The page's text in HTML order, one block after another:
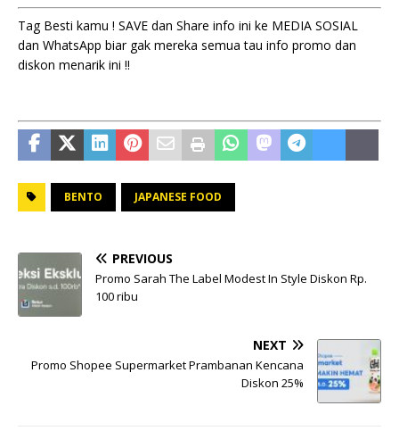
Tag Besti kamu ! SAVE dan Share info ini ke MEDIA SOSIAL
dan WhatsApp biar gak mereka semua tau info promo dan
diskon menarik ini !!
BENTO JAPANESE FOOD
PREVIOUS
Promo Sarah The Label Modest In Style Diskon Rp.
100 ribu
NEXT
Promo Shopee Supermarket Prambanan Kencana
Diskon 25%